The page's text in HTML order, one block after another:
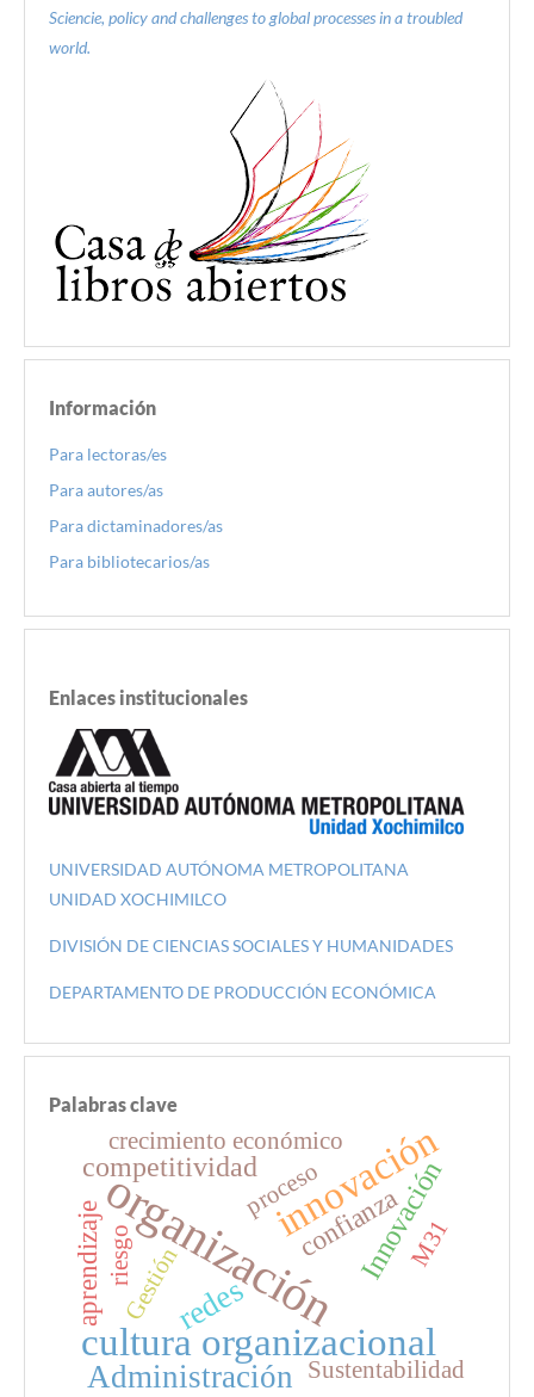
Sciencie, policy and challenges to global processes in a troubled
world.
Información
Para lectoras/es
Para autores/as
Para dictaminadores/as
Para bibliotecarios/as
Enlaces institucionales
UNIVERSIDAD AUTÓNOMA METROPOLITANA
UNIDAD XOCHIMILCO
DIVISIÓN DE CIENCIAS SOCIALES Y HUMANIDADES
DEPARTAMENTO DE PRODUCCIÓN ECONÓMICA
Palabras clave
organización
cultura organizacional
innovación
redes
Administración
competitividad Innovación
aprendizaje confianza
crecimiento económico
proceso
Gestión
M31
riesgo
Sustentabilidad